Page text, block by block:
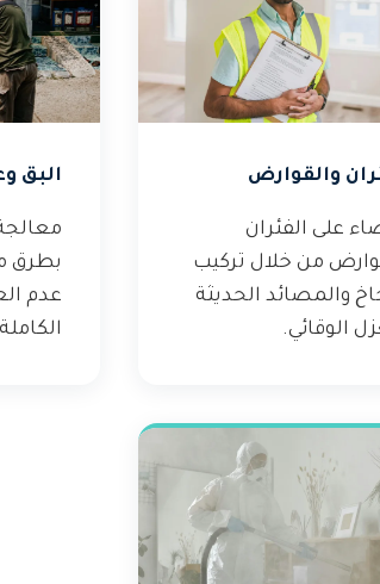
والقوارض
على الفئران
من خلال تركيب
والمصائد الحديثة
الوقائي.
البق
عدم